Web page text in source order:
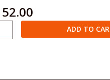
ADD TO